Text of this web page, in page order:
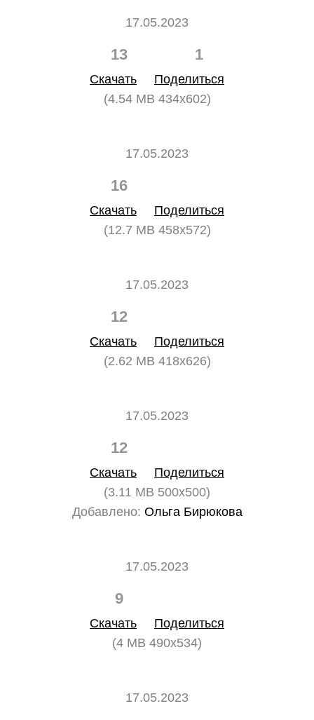
17.05.2023
13 1
Скачать
Поделиться
(4.54 MB 434x602)
17.05.2023
16
Скачать
Поделиться
(12.7 MB 458x572)
17.05.2023
12
Скачать
Поделиться
(2.62 MB 418x626)
17.05.2023
12
Скачать
Поделиться
(3.11 MB 500x500)
Добавлено: Ольга Бирюкова
17.05.2023
9
Скачать
Поделиться
(4 MB 490x534)
17.05.2023